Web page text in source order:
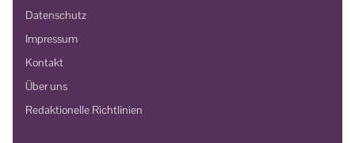
Datenschutz
Impressum
Kontakt
Über uns
Redaktionelle Richtlinien